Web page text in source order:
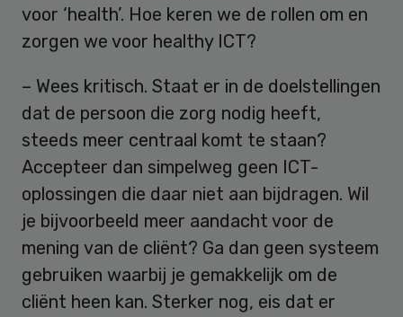
voor ‘health’. Hoe keren we de rollen om en
zorgen we voor healthy ICT?
– Wees kritisch. Staat er in de doelstellingen
dat de persoon die zorg nodig heeft,
steeds meer centraal komt te staan?
Accepteer dan simpelweg geen ICT-
oplossingen die daar niet aan bijdragen. Wil
je bijvoorbeeld meer aandacht voor de
mening van de cliënt? Ga dan geen systeem
gebruiken waarbij je gemakkelijk om de
cliënt heen kan. Sterker nog, eis dat er